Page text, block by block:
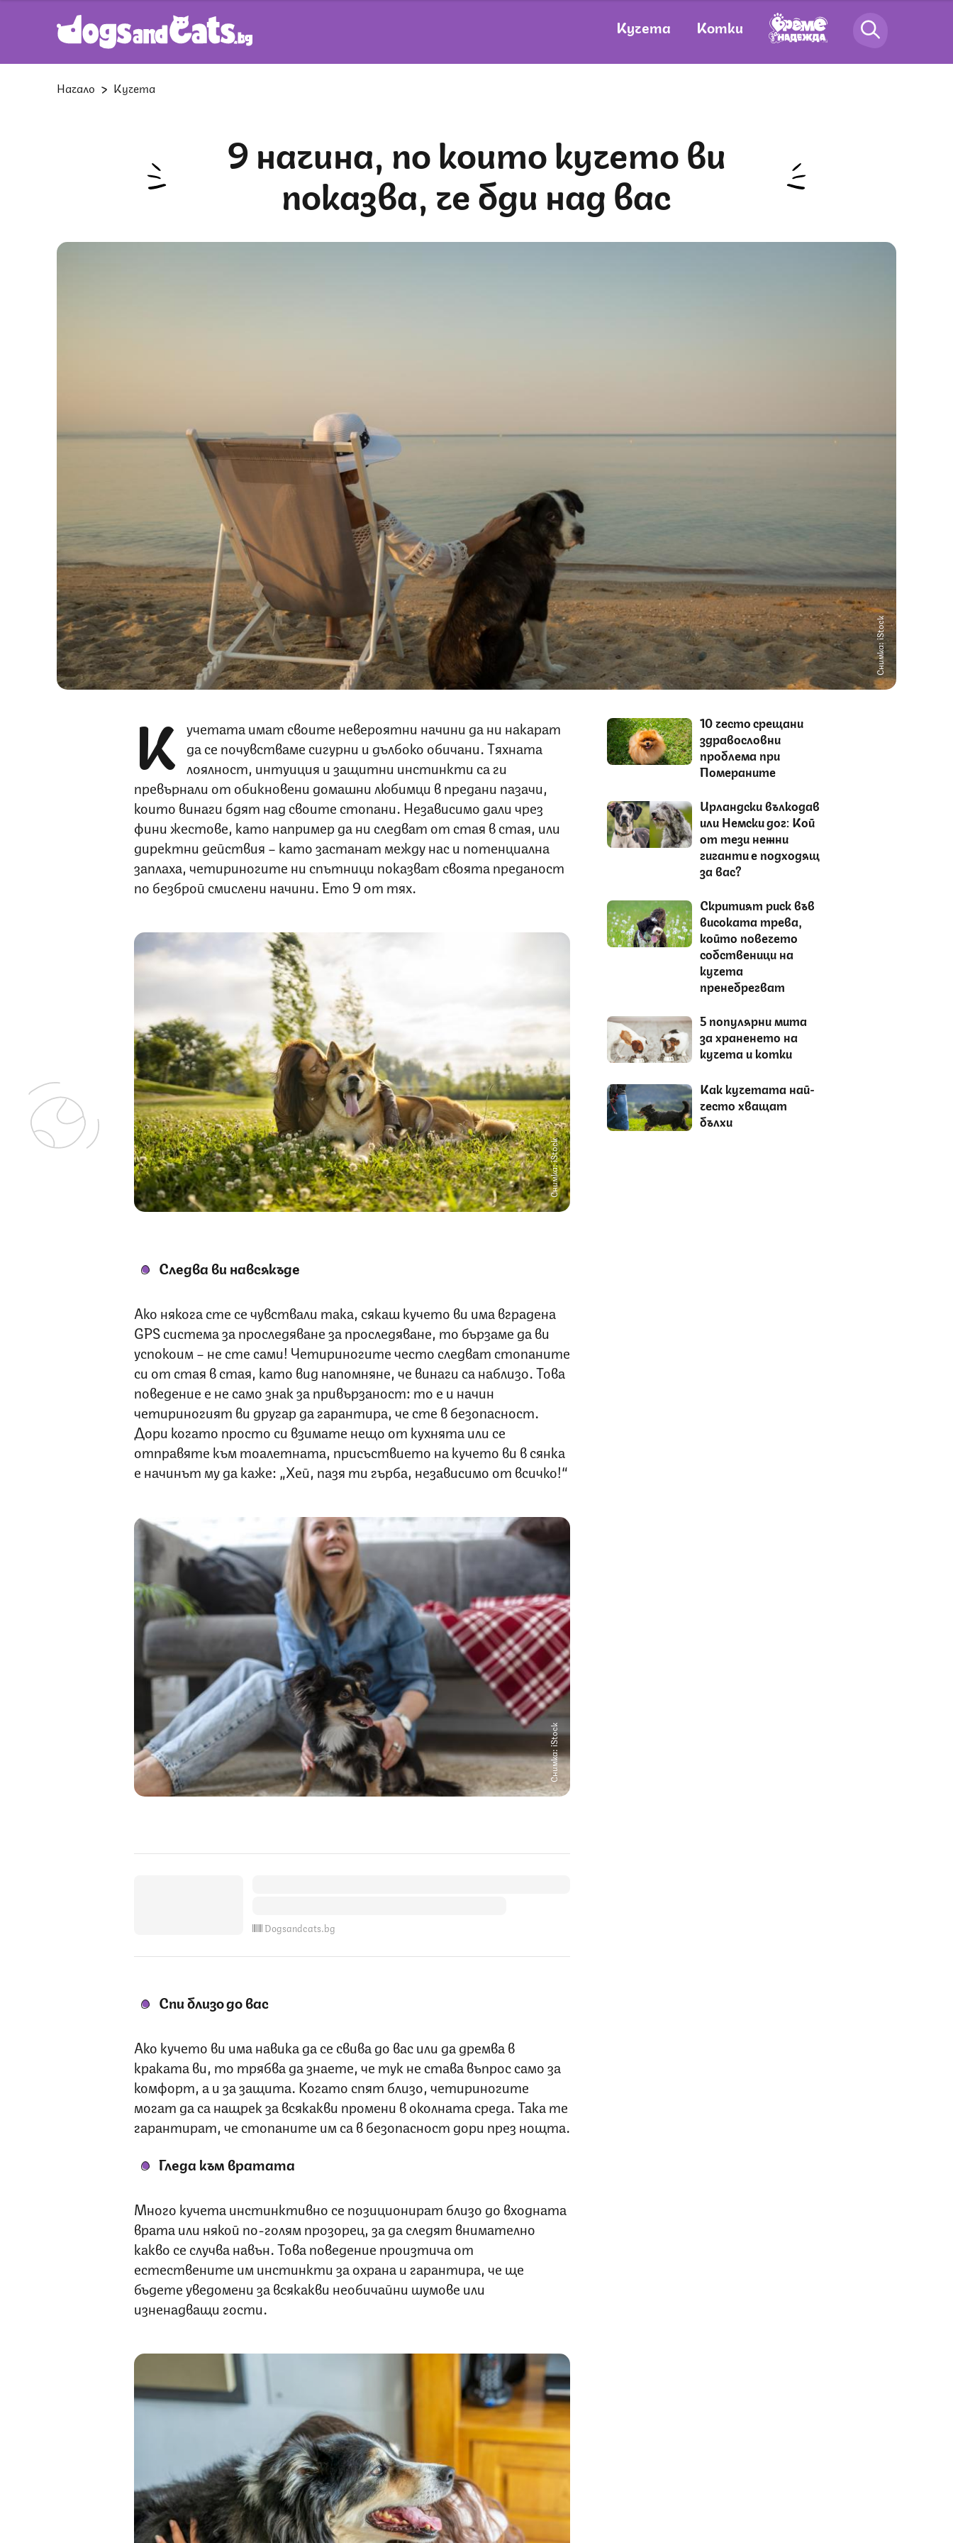
Кучета Котки
Начало Кучета
9 начина, по които кучето ви
показва, че бди над вас
Снимка: iStock
К учетата имат своите невероятни начини да ни накарат
да се почувстваме сигурни и дълбоко обичани. Тяхната
лоялност, интуиция и защитни инстинкти са ги
превърнали от обикновени домашни любимци в предани пазачи,
които винаги бдят над своите стопани. Независимо дали чрез
фини жестове, като например да ни следват от стая в стая, или
директни действия – като застанат между нас и потенциална
заплаха, четириногите ни спътници показват своята преданост
по безброй смислени начини. Ето 9 от тях.
Снимка: iStock
Следва ви навсякъде
Ако някога сте се чувствали така, сякаш кучето ви има вградена
GPS система за проследяване за проследяване, то бързаме да ви
успокоим – не сте сами! Четириногите често следват стопаните
си от стая в стая, като вид напомняне, че винаги са наблизо. Това
поведение е не само знак за привързаност: то е и начин
четириногият ви другар да гарантира, че сте в безопасност.
Дори когато просто си взимате нещо от кухнята или се
отправяте към тоалетната, присъствието на кучето ви в сянка
е начинът му да каже: „Хей, пазя ти гърба, независимо от всичко!“
Снимка: iStock
Dogsandcats.bg
Спи близо до вас
Ако кучето ви има навика да се свива до вас или да дремва в
краката ви, то трябва да знаете, че тук не става въпрос само за
комфорт, а и за защита. Когато спят близо, четириногите
могат да са нащрек за всякакви промени в околната среда. Така те
гарантират, че стопаните им са в безопасност дори през нощта.
Гледа към вратата
Много кучета инстинктивно се позиционират близо до входната
врата или някой по-голям прозорец, за да следят внимателно
какво се случва навън. Това поведение произтича от
естествените им инстинкти за охрана и гарантира, че ще
бъдете уведомени за всякакви необичайни шумове или
изненадващи гости.
10 често срещани
здравословни
проблема при
Помераните
Ирландски вълкодав
или Немски дог: Кой
от тези нежни
гиганти е подходящ
за вас?
Скритият риск във
високата трева,
който повечето
собственици на
кучета
пренебрегват
5 популярни мита
за храненето на
кучета и котки
Как кучетата най-
често хващат
бълхи